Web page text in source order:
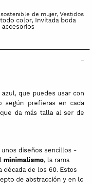
sostenible de mujer, Vestidos
color, Invitada boda
accesorios
que puedes usar con
prefieras en cada
da más talla al ser de
unos diseños sencillos -
minimalismo, la rama
década de los 60. Estos
de abstracción y en lo